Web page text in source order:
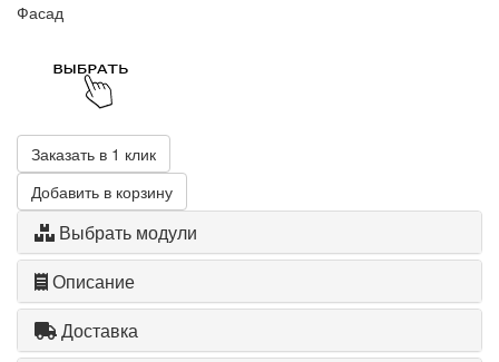
Фасад
Заказать в 1 клик
Добавить в корзину
Выбрать модули
Описание
Доставка